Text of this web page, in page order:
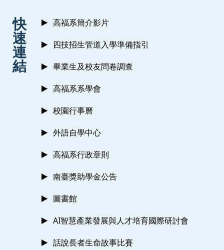
快
速
連
結
高福系簡介影片
四技招生管道入學準備指引
畢業生及校友問卷調查
高福系系學會
校園行事曆
外語自學中心
高福系行政章則
南臺獎助學金公告
圖書館
AI智慧產業發展與人才培育國際研討會
話說長者生命故事比賽